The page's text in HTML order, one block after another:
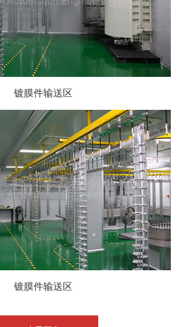
镀膜件输送区
镀膜件输送区